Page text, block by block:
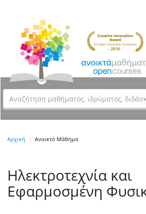
Αρχική Ανοικτό Μάθημα
Ηλεκτροτεχνία και
Εφαρμοσμένη